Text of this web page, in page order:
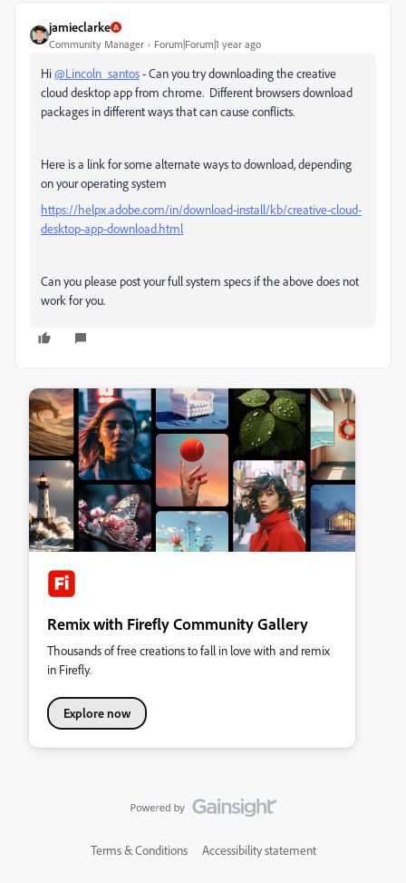
jamieclarke
Community Manager Forum|Forum|1 year ago
Hi@Lincoln_santos- Can you try downloading the creative
cloud desktop app from chrome. Different browsers download
packages in different ways that can cause conflicts.
Here is a link for some alternate ways to download, depending
on your operating system
https://helpx.adobe.com/in/download-install/kb/creative-cloud-
desktop-app-download.html
Can you please post your full system specs if the above does not
work for you.
Remix with Firefly Community Gallery
Thousands of free creations to fall in love with and remix
in Firefly.
Explore now
Terms & Conditions Accessibility statement